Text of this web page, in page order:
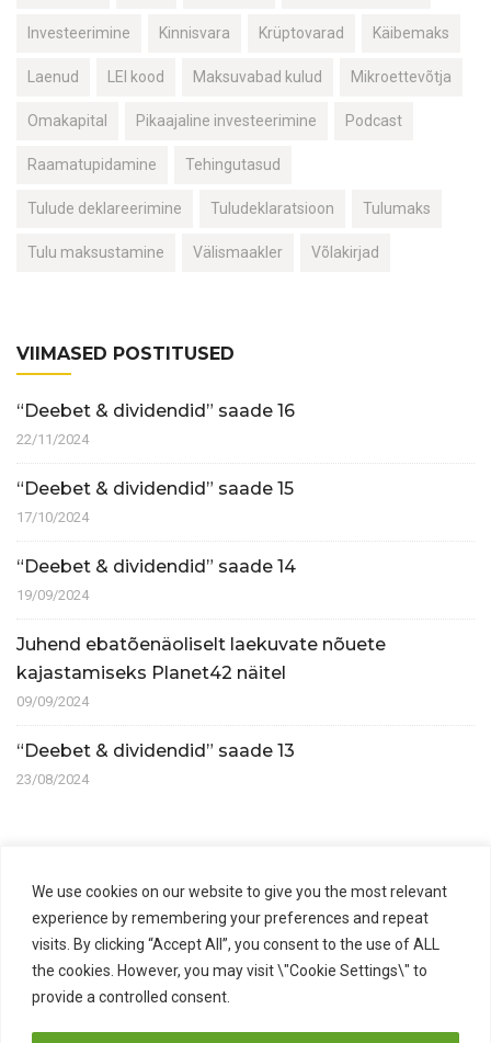
We use cookies on our website to give you the most relevant
experience by remembering your preferences and repeat
visits. By clicking “Accept All”, you consent to the use of ALL
the cookies. However, you may visit \"Cookie Settings\" to
provide a controlled consent.
Investeerimine Kinnisvara Krüptovarad Käibemaks
Laenud LEI kood Maksuvabad kulud Mikroettevõtja
Omakapital Pikaajaline investeerimine Podcast
Raamatupidamine Tehingutasud
Tulude deklareerimine Tuludeklaratsioon Tulumaks
Tulu maksustamine Välismaakler Võlakirjad
VIIMASED POSTITUSED
“Deebet & dividendid” saade 16
22/11/2024
“Deebet & dividendid” saade 15
17/10/2024
“Deebet & dividendid” saade 14
19/09/2024
Juhend ebatõenäoliselt laekuvate nõuete
kajastamiseks Planet42 näitel
09/09/2024
“Deebet & dividendid” saade 13
23/08/2024
ARHIIV
Arhiiv